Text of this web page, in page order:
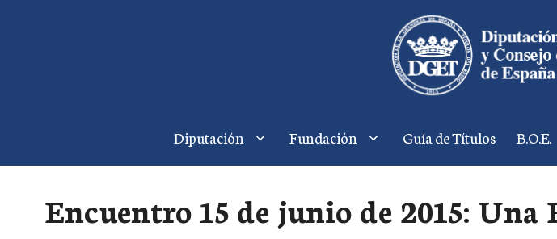
Diputación Fundación Guía de Títulos B.O.E.
Encuentro 15 de junio de 2015: